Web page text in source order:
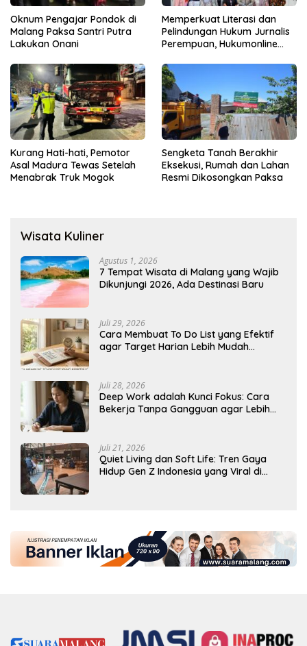
Oknum Pengajar Pondok di
Malang Paksa Santri Putra
Lakukan Onani
Memperkuat Literasi dan
Pelindungan Hukum Jurnalis
Perempuan, Hukumonline
Gratis
Kurang Hati-hati, Pemotor
Asal Madura Tewas Setelah
Menabrak Truk Mogok
Sengketa Tanah Berakhir
Eksekusi, Rumah dan Lahan
Resmi Dikosongkan Paksa
Wisata Kuliner
Agustus 1, 2026
7 Tempat Wisata di Malang yang Wajib
Dikunjungi 2026, Ada Destinasi Baru
Juli 29, 2026
Cara Membuat To Do List yang Efektif
agar Target Harian Lebih Mudah
Juli 28, 2026
Deep Work adalah Kunci Fokus: Cara
Bekerja Tanpa Gangguan agar Lebih
Juli 21, 2026
Quiet Living dan Soft Life: Tren Gaya
Hidup Gen Z Indonesia yang Viral di